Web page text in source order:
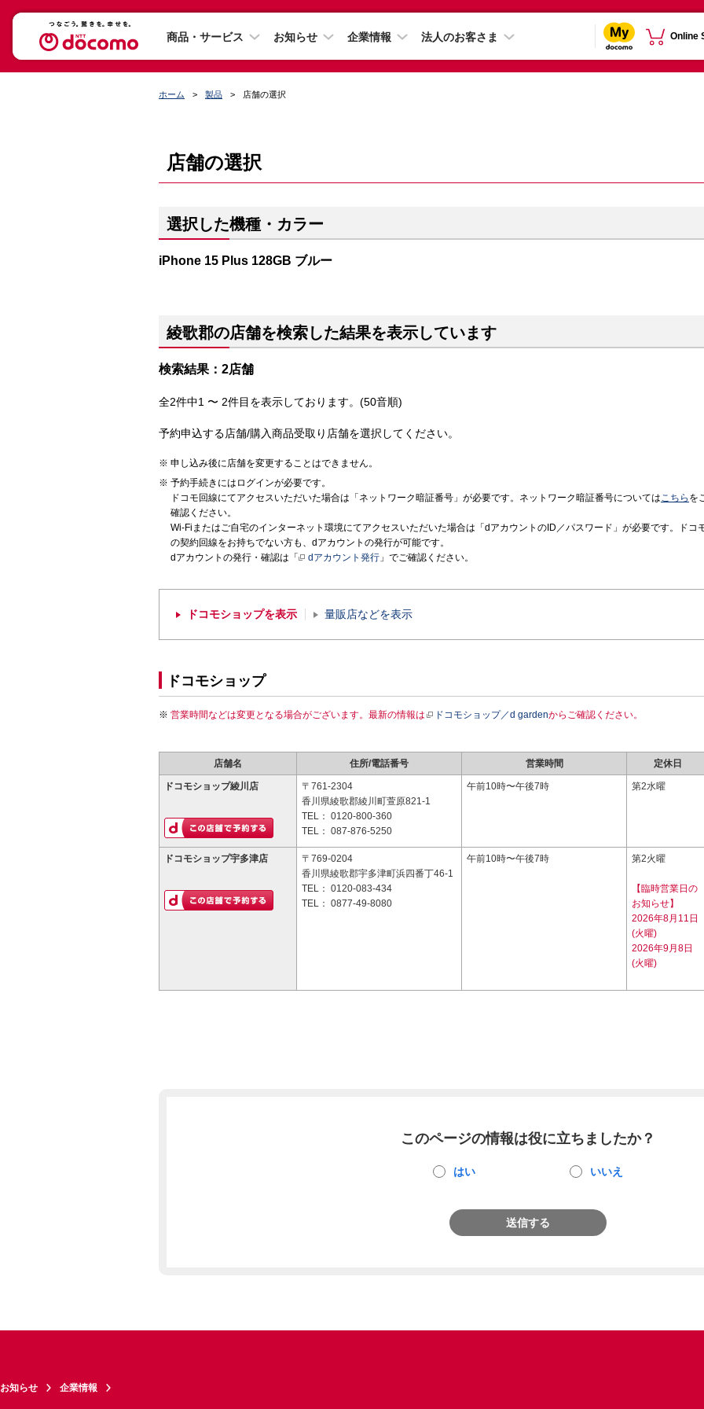
商品・サービス お知らせ 企業情報 法人のお客さま Online
ホーム 製品 店舗の選択
店舗の選択
選択した機種・カラー
iPhone 15 Plus 128GB ブルー
綾歌郡の店舗を検索した結果を表示しています
検索結果：2店舗
全2件中1 〜 2件目を表示しております。(50音順)
予約申込する店舗/購入商品受取り店舗を選択してください。
申し込み後に店舗を変更することはできません。
予約手続きにはログインが必要です。
ドコモ回線にてアクセスいただいた場合は「ネットワーク暗証番号」が必要です。ネットワーク暗証番号についてはこちら を
確認ください。
Wi-Fiまたはご自宅のインターネット環境にてアクセスいただいた場合は「dアカウントのID／パスワード」が必要です。ドコ
の契約回線をお持ちでない方も、dアカウントの発行が可能です。
dアカウントの発行・確認は「
dアカウント発行 」でご確認ください。
ドコモショップを表示 量販店などを表示
ドコモショップ
営業時間などは変更となる場合がございます。最新の情報は ドコモショップ／d gardenからご確認ください。
店舗名 住所/電話番号 営業時間 定休日
ドコモショップ綾川店
〒761-2304
香川県綾歌郡綾川町萱原821-1
TEL： 0120-800-360
TEL： 087-876-5250
午前10時〜午後7時 第2水曜
ドコモショップ宇多津店
〒769-0204
香川県綾歌郡宇多津町浜四番丁46-1
TEL： 0120-083-434
TEL： 0877-49-8080
午前10時〜午後7時 第2火曜
【臨時営業日の
お知らせ】
2026年8月11日
(火曜)
2026年9月8日
(火曜)
このページの情報は役に立ちましたか？
はい いいえ
送信する
お知らせ 企業情報